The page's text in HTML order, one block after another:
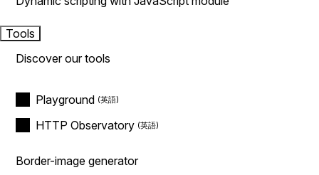
Tools
Discover our tools
Playground
HTTP Observatory
Border-image generator